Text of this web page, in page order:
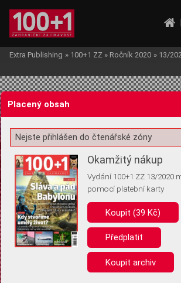
Žádost o souhlas s ukládáním
Pro základní fungování webu nepotřebujeme
(tzv. cookies apod.). Rádi bychom vás ale
uložením volitelných informací:
Anonymní unikátní ID
Díky němu příště poznáme, že se jedná o stejné
Extra Publishing » 100+1 ZZ » Ročník 2020 » 13/
Placený obsah
Nejste přihlášen do čtenářské zóny
Okamžitý nákup
Vydání 100+1 ZZ 13/2020
pomocí platební karty
Koupit (39 Kč)
Předplatit
Koupit archiv